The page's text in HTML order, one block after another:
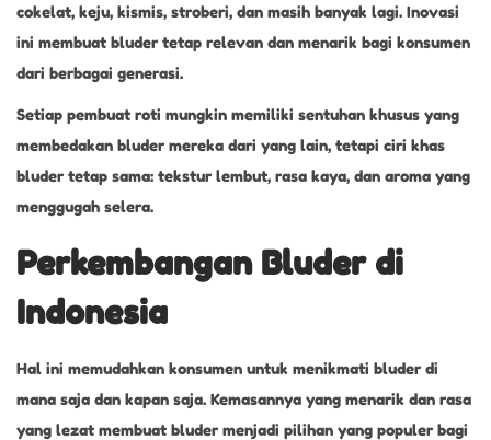
cokelat, keju, kismis, stroberi, dan masih banyak lagi. Inovasi
ini membuat bluder tetap relevan dan menarik bagi konsumen
dari berbagai generasi.
Setiap pembuat roti mungkin memiliki sentuhan khusus yang
membedakan bluder mereka dari yang lain, tetapi ciri khas
bluder tetap sama: tekstur lembut, rasa kaya, dan aroma yang
menggugah selera.
Perkembangan Bluder di
Indonesia
Hal ini memudahkan konsumen untuk menikmati bluder di
mana saja dan kapan saja. Kemasannya yang menarik dan rasa
yang lezat membuat bluder menjadi pilihan yang populer bagi